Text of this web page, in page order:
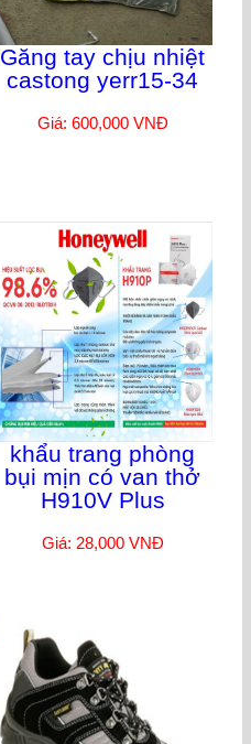
Găng tay chịu nhiệt
castong yerr15-34
Giá: 600,000 VNĐ
khẩu trang phòng
bụi mịn có van thở
H910V Plus
Giá: 28,000 VNĐ